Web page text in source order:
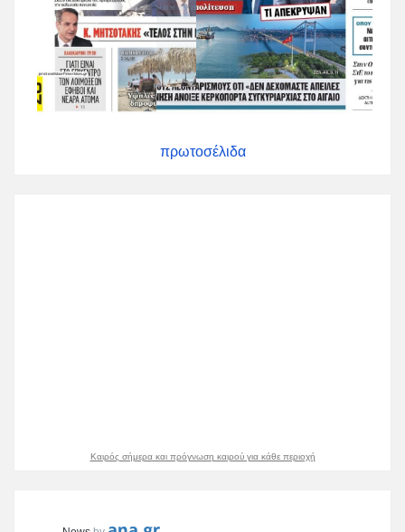
πρωτοσέλιδα
Καιρός σήμερα και πρόγνωση καιρού για κάθε περιοχή